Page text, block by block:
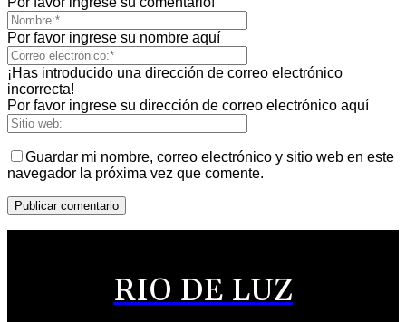
Por favor ingrese su nombre aquí
¡Has introducido una dirección de correo electrónico
incorrecta!
Por favor ingrese su dirección de correo electrónico aquí
Guardar mi nombre, correo electrónico y sitio web en este
navegador la próxima vez que comente.
RIO DE LUZ